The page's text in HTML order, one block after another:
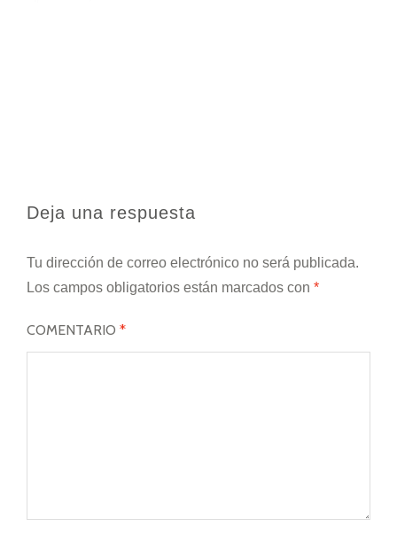
Deja una respuesta
Tu dirección de correo electrónico no será publicada.
Los campos obligatorios están marcados con *
COMENTARIO *